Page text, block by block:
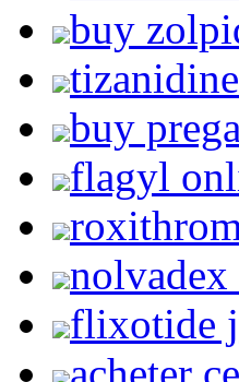
buy
buy
flagyl
nolvadex
flixotide